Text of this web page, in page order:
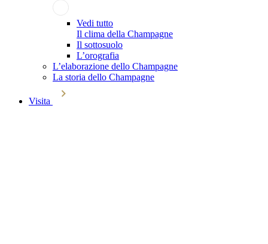
Vedi tutto
Il clima della Champagne
Il sottosuolo
L’orografia
L’elaborazione dello Champagne
La storia dello Champagne
Visita